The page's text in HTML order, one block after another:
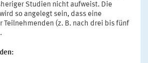
Studien nicht aufweist. Die
so angelegt sein, dass eine
Teilnehmenden (z. B. nach drei bis fünf